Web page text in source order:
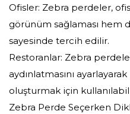
Ofisler: Zebra perdeler,
görünüm sağlaması hem
sayesinde tercih edilir.
Restoranlar: Zebra
aydınlatmasını
oluşturmak için
Zebra Perde Seçerken